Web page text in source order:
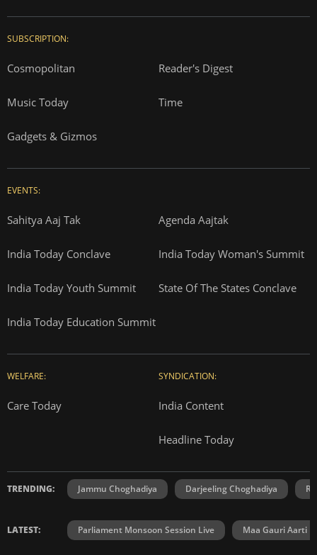
SUBSCRIPTION:
Cosmopolitan Reader's Digest
Music Today Time
Gadgets & Gizmos
EVENTS:
Sahitya Aaj Tak Agenda Aajtak
India Today Conclave India Today Woman's Summit
India Today Youth Summit State Of The States Conclave
India Today Education Summit
WELFARE:
Care Today
SYNDICATION:
India Content
Headline Today
TRENDING: Jammu Choghadiya Darjeeling Choghadiya
LATEST: Parliament Monsoon Session Live Maa Gauri Aarti